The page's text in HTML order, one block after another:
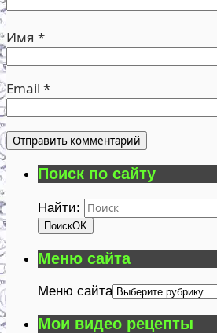
Имя *
Email *
Поиск по сайту
Найти:
ПоискOK
Меню сайта
Меню сайта
Мои видео рецепты